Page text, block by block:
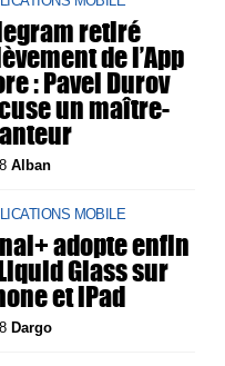
retiré
de l’App
: Pavel Durov
un maître-
Alban
MOBILE
adopte enfin
Glass sur
et iPad
Dargo